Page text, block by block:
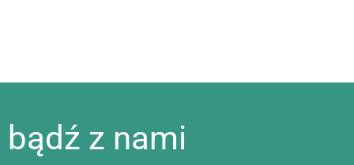
bądź z nami